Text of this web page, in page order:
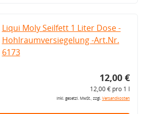
Liqui Moly Seilfett 1 Liter Dose -
Hohlraumversiegelung -Art.Nr.
6173
12,00 €
12,00 € pro 1 l
inkl. gesetzl. MwSt., zzgl.Versandkosten